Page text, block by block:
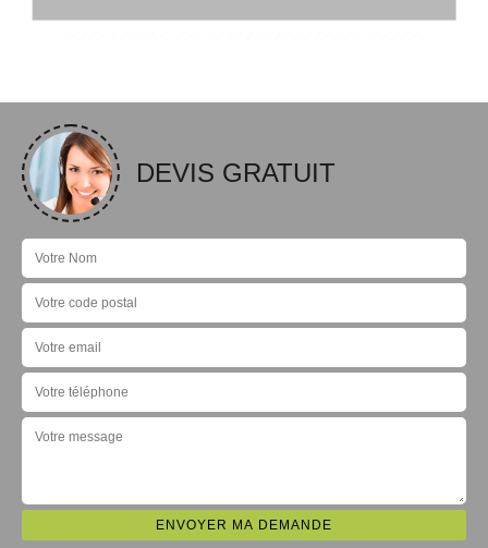
DEVIS GRATUIT